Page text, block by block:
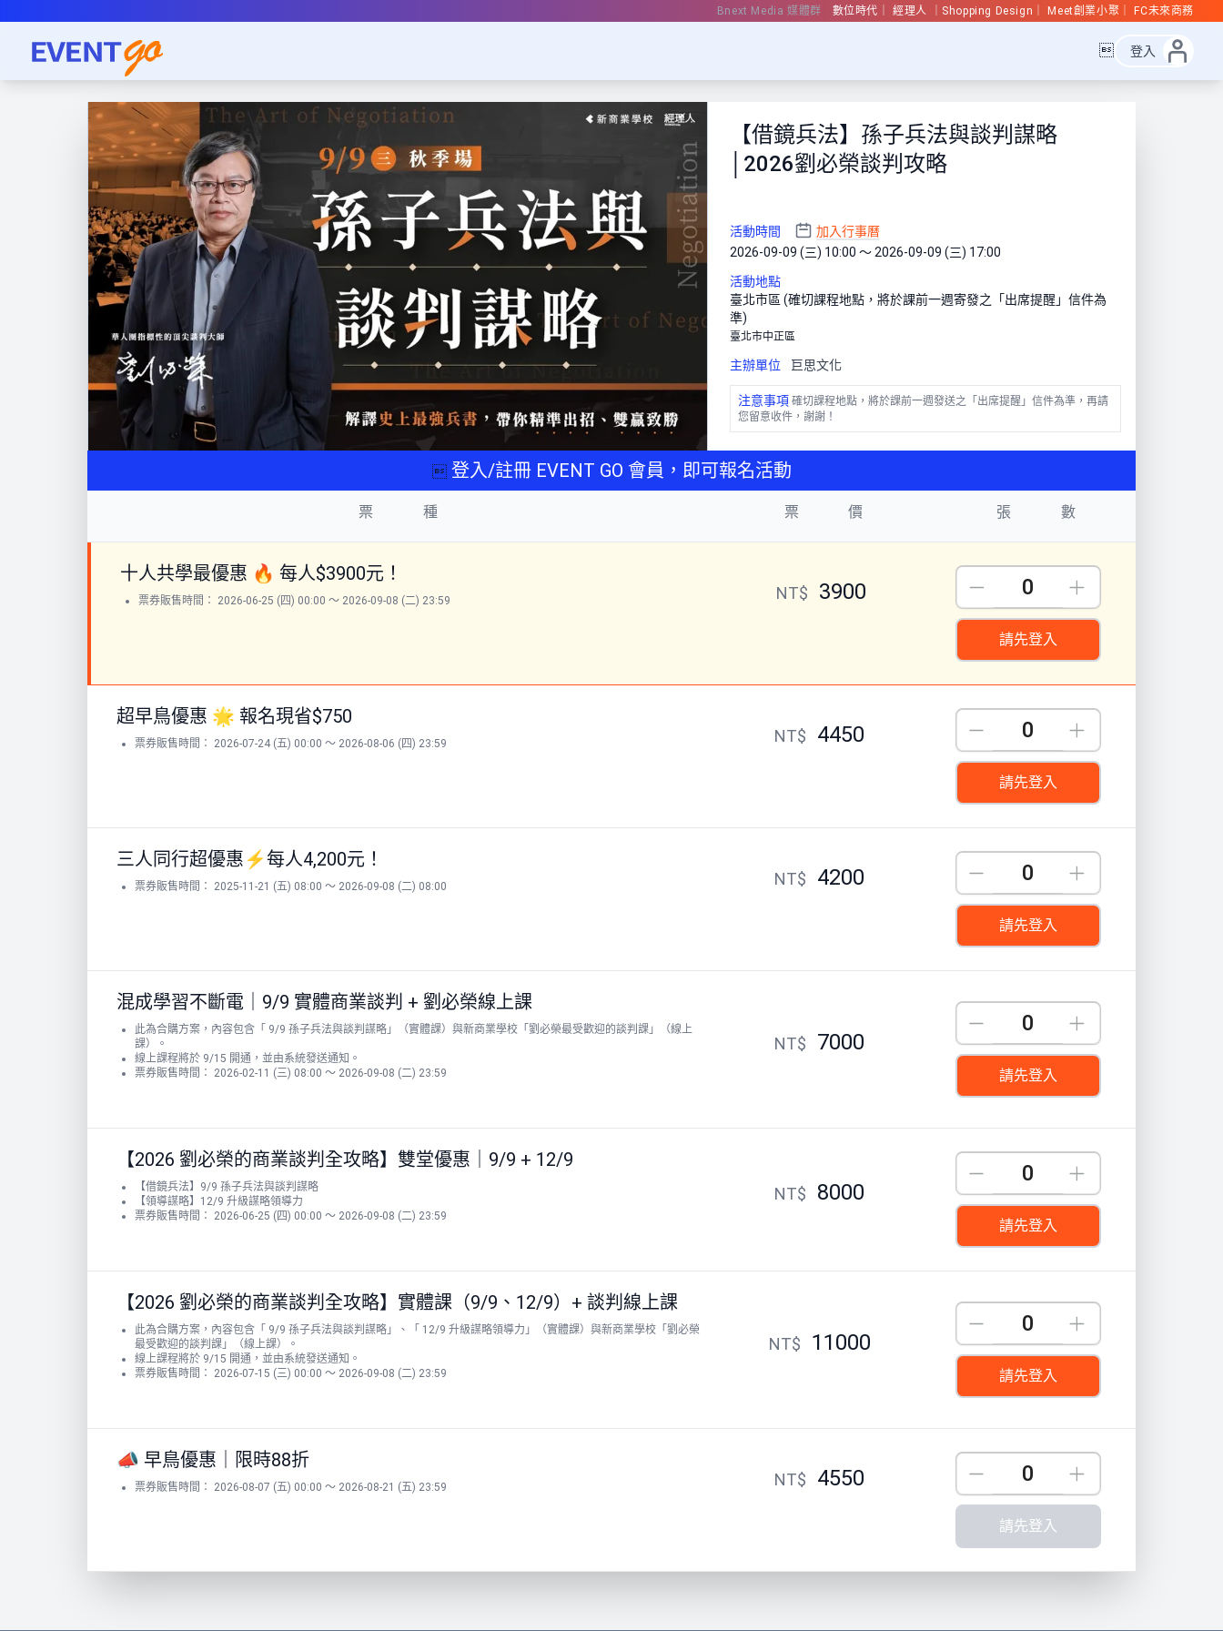
Bnext Media 媒體群 數位時代 經理人 Shopping Design Meet創業小聚 FC未來商務
 登入
【借鏡兵法】孫子兵法與談判謀略
│2026劉必榮談判攻略
活動時間
加入行事曆
2026-09-09 (三) 10:00 ～ 2026-09-09 (三) 17:00
活動地點
臺北市區 (確切課程地點，將於課前一週寄發之「出席提醒」信件為
準)
臺北市中正區
主辦單位 巨思文化
注意事項 確切課程地點，將於課前一週發送之「出席提醒」信件為準，再請
您留意收件，謝謝！
登入/註冊 EVENT GO 會員，即可報名活動
票 種 票 價 張 數
十人共學最優惠 🔥 每人$3900元！
票券販售時間： 2026-06-25 (四) 00:00 ～ 2026-09-08 (二) 23:59 NT$ 3900 Down
請先登入
超早鳥優惠 🌟 報名現省$750
票券販售時間： 2026-07-24 (五) 00:00 ～ 2026-08-06 (四) 23:59 NT$ 4450 Down
請先登入
三人同行超優惠⚡️每人4,200元！
票券販售時間： 2025-11-21 (五) 08:00 ～ 2026-09-08 (二) 08:00 NT$ 4200 Down
請先登入
混成學習不斷電｜9/9 實體商業談判 + 劉必榮線上課
此為合購方案，內容包含「 9/9 孫子兵法與談判謀略」（實體課）與新商業學校「劉必榮最受歡迎的談判課」（線上
課）。
線上課程將於 9/15 開通，並由系統發送通知。
票券販售時間： 2026-02-11 (三) 08:00 ～ 2026-09-08 (二) 23:59
NT$ 7000
Down
請先登入
【2026 劉必榮的商業談判全攻略】雙堂優惠｜9/9 + 12/9
【借鏡兵法】9/9 孫子兵法與談判謀略
【領導謀略】12/9 升級謀略領導力
票券販售時間： 2026-06-25 (四) 00:00 ～ 2026-09-08 (二) 23:59
NT$ 8000
Down
請先登入
【2026 劉必榮的商業談判全攻略】實體課（9/9、12/9）+ 談判線上課
此為合購方案，內容包含「 9/9 孫子兵法與談判謀略」、「 12/9 升級謀略領導力」（實體課）與新商業學校「劉必榮
最受歡迎的談判課」（線上課）。
線上課程將於 9/15 開通，並由系統發送通知。
票券販售時間： 2026-07-15 (三) 00:00 ～ 2026-09-08 (二) 23:59
NT$ 11000
Down
請先登入
📣 早鳥優惠｜限時88折
票券販售時間： 2026-08-07 (五) 00:00 ～ 2026-08-21 (五) 23:59 NT$ 4550 Down
請先登入